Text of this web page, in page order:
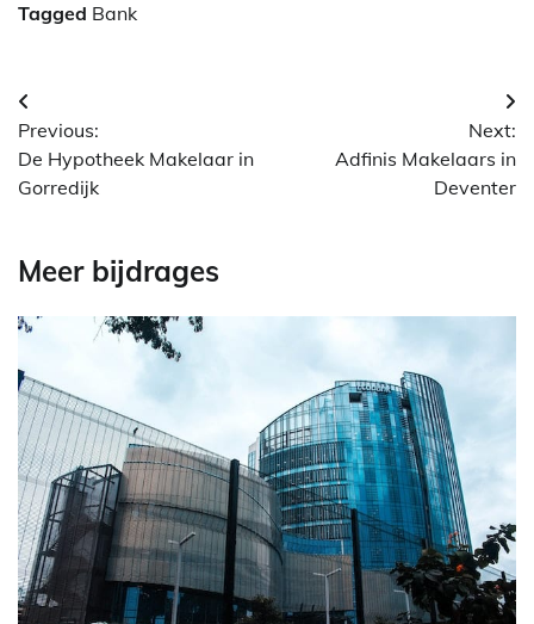
Tagged Bank
Berichtnavigatie
Previous:
De Hypotheek Makelaar in
Gorredijk
Next:
Adfinis Makelaars in
Deventer
Meer bijdrages